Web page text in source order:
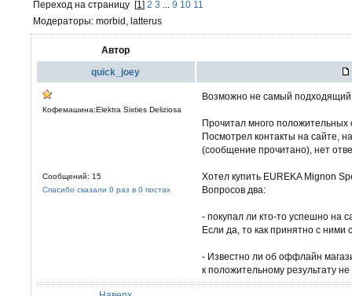
Переход на страницу [1 ] 2 3 9 10 11
Модераторы: morbid, latterus
Автор
quick_joey
Кофемашина:Elektra Sixties Deliziosa
Сообщений: 15
Спасибо сказали 0 раз в 0 постах
Возможно не самый
Прочитал много положительных
Посмотрел контакты на сайте,
(сообщение прочитано), нет
Хотел купить EUREKA Mignon
Вопросов два:
- покупал ли кто-то успешно на
Если да, то как принятно с ними
- Известно ли об оффлайн
к положительному результату